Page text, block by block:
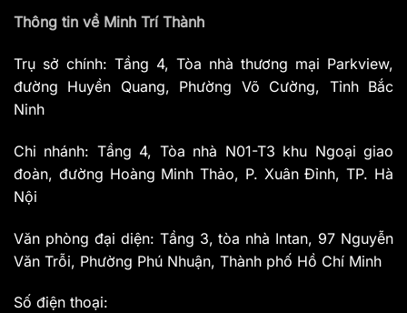
Thông tin về Minh Trí Thành
Trụ sở chính: Tầng 4, Tòa nhà thương mại Parkview,
đường Huyền Quang, Phường Võ Cường, Tỉnh Bắc
Ninh
Chi nhánh: Tầng 4, Tòa nhà N01-T3 khu Ngoại giao
đoàn, đường Hoàng Minh Thảo, P. Xuân Đỉnh, TP. Hà
Nội
Văn phòng đại diện: Tầng 3, tòa nhà Intan, 97 Nguyễn
Văn Trỗi, Phường Phú Nhuận, Thành phố Hồ Chí Minh
Số điện thoại: